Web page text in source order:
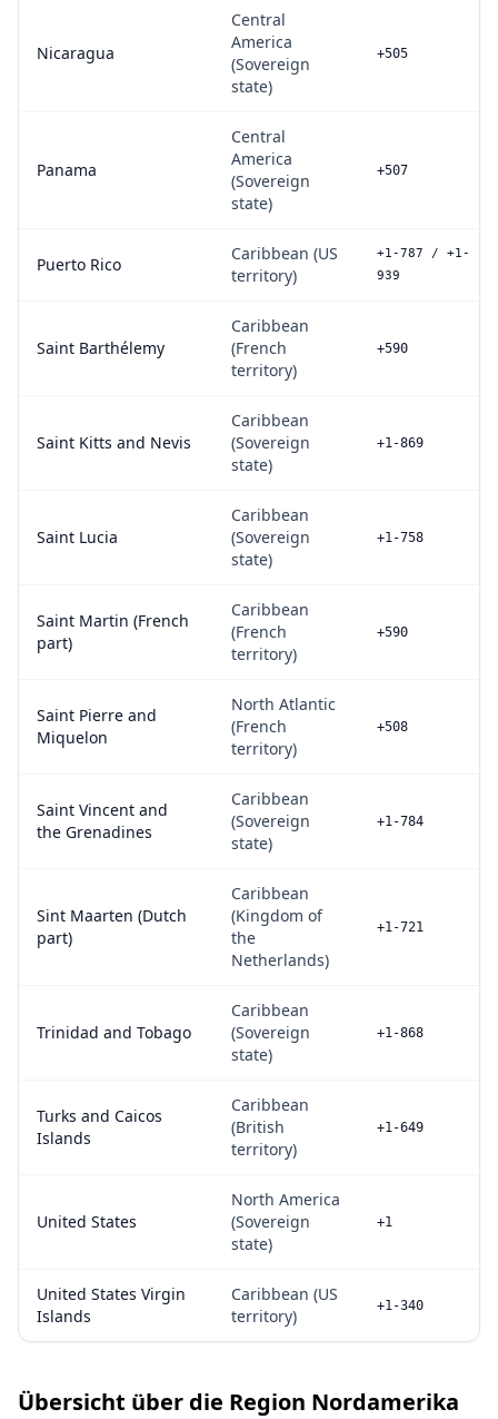
Nicaragua
Central
America
(Sovereign
state)
+505
Panama
Central
America
(Sovereign
state)
+507
Puerto Rico
Caribbean (US
territory)
+1-787 / +1-
939
Saint Barthélemy
Caribbean
(French
territory)
+590
Saint Kitts and Nevis
Caribbean
(Sovereign
state)
+1-869
Saint Lucia
Caribbean
(Sovereign
state)
+1-758
Saint Martin (French
part)
Caribbean
(French
territory)
+590
Saint Pierre and
Miquelon
North Atlantic
(French
territory)
+508
Saint Vincent and
the Grenadines
Caribbean
(Sovereign
state)
+1-784
Sint Maarten (Dutch
part)
Caribbean
(Kingdom of
the
Netherlands)
+1-721
Trinidad and Tobago
Caribbean
(Sovereign
state)
+1-868
Turks and Caicos
Islands
Caribbean
(British
territory)
+1-649
United States
North America
(Sovereign
state)
+1
United States Virgin
Islands
Caribbean (US
territory)
+1-340
Übersicht über die Region Nordamerika